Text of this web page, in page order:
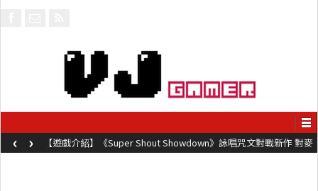
【遊戲介紹】《Super Shout Showdown》詠唱咒文對戰新作 對麥
克風唸咒可自訂咒文越長越強
‹ ›